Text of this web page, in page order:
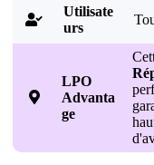

Utilisate
urs

LPO
Advanta
ge